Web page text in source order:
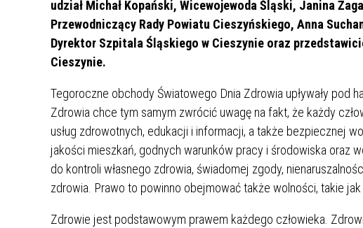
HISTORIA SZPITALA
NASZA MISJA
MEDIA O NAS
WYRÓŻNIENIA
MUZEUM
udział Michał Kopański, Wicewojewoda Śląski, Janina
Przewodniczący Rady Powiatu Cieszyńskiego, Anna
Dyrektor Szpitala Śląskiego w Cieszynie oraz
Cieszynie.
Tegoroczne obchody Światowego Dnia Zdrowia upływały pod
Zdrowia chce tym samym zwrócić uwagę na fakt, że każdy
usług zdrowotnych, edukacji i informacji, a także bezpiecznej
jakości mieszkań, godnych warunków pracy i środowiska oraz
do kontroli własnego zdrowia, świadomej zgody,
zdrowia. Prawo to powinno obejmować także wolności, takie
Zdrowie jest podstawowym prawem każdego człowieka.